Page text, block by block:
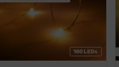
180 LEDs